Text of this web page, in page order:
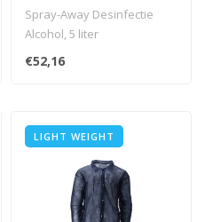
Spray-Away Desinfectie
Alcohol, 5 liter
€52,16
LIGHT WEIGHT